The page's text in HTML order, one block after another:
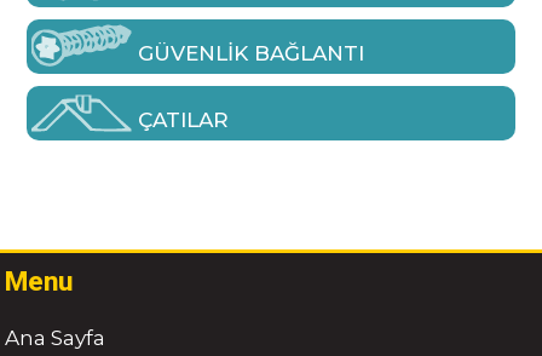
GÜVENLIK BAĞLANTI
ÇATILAR
Menu
Ana Sayfa